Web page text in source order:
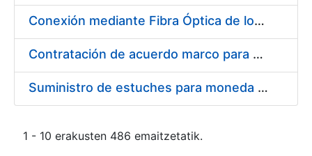
Conexión mediante Fibra Óptica de los Centros de Proceso de Datos (CPDs) de las sedes de la FNMT-RCM de Burgos y Madrid
Contratación de acuerdo marco para el Suministro de Material de Electricidad para la Fábrica Nacional de Moneda y Timbre-Real Casa de la Moneda en su centro de trabajo de Burgos
Suministro de estuches para moneda de 30 €
1 - 10 erakusten 486 emaitzetatik.